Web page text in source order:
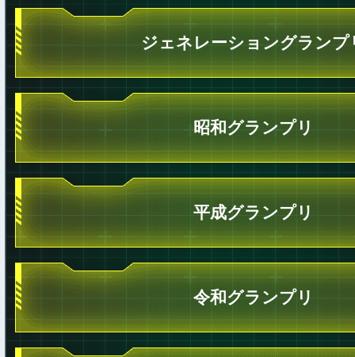
ジェネレーショングランプ
昭和グランプリ
平成グランプリ
令和グランプリ